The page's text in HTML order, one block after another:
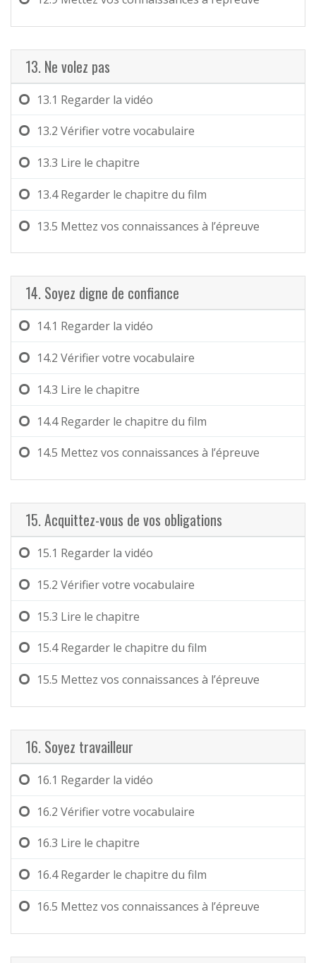
13. Ne volez pas
13.1 Regarder la vidéo
13.2 Vérifier votre vocabulaire
13.3 Lire le chapitre
13.4Regarder le chapitre du film
13.5 Mettez vos connaissances à l’épreuve
14. Soyez digne de confiance
14.1 Regarder la vidéo
14.2 Vérifier votre vocabulaire
14.3 Lire le chapitre
14.4Regarder le chapitre du film
14.5 Mettez vos connaissances à l’épreuve
15. Acquittez-vous de vos obligations
15.1 Regarder la vidéo
15.2 Vérifier votre vocabulaire
15.3 Lire le chapitre
15.4Regarder le chapitre du film
15.5 Mettez vos connaissances à l’épreuve
16. Soyez travailleur
16.1 Regarder la vidéo
16.2 Vérifier votre vocabulaire
16.3 Lire le chapitre
16.4Regarder le chapitre du film
16.5 Mettez vos connaissances à l’épreuve